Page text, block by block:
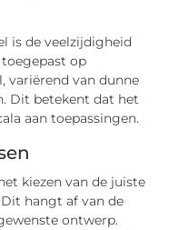
is de veelzijdigheid
op
variërend van dunne
Dit betekent dat het
aan toepassingen.
kiezen van de juiste
hangt af van de
ontwerp.